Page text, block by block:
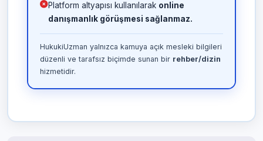
Platform altyapısı kullanılarak online
danışmanlık görüşmesi sağlanmaz.
HukukiUzman yalnızca kamuya açık mesleki bilgileri
düzenli ve tarafsız biçimde sunan bir rehber/dizin
hizmetidir.